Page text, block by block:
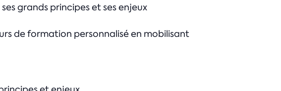
grands principes et ses enjeux
de formation personnalisé en mobilisant